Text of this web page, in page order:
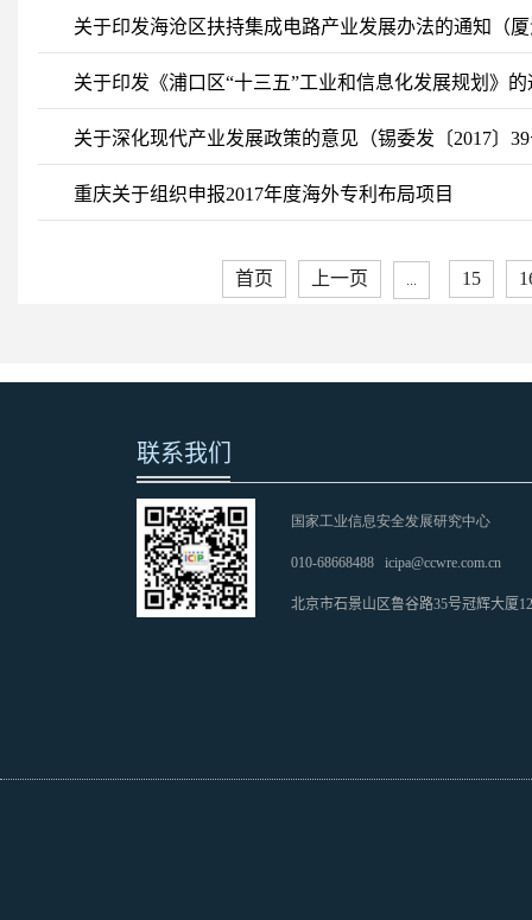
关于印发海沧区扶持集成电路产业发展办法的通知（
关于印发《浦口区“十三五”工业和信息化发展规划》
关于深化现代产业发展政策的意见（锡委发〔2017〕
重庆关于组织申报2017年度海外专利布局项目
首页 上一页 ... 15
联系我们
国家工业信息安全发展研究中心
010-68668488 icipa@ccwre.com.cn
北京市石景山区鲁谷路35号冠辉大厦